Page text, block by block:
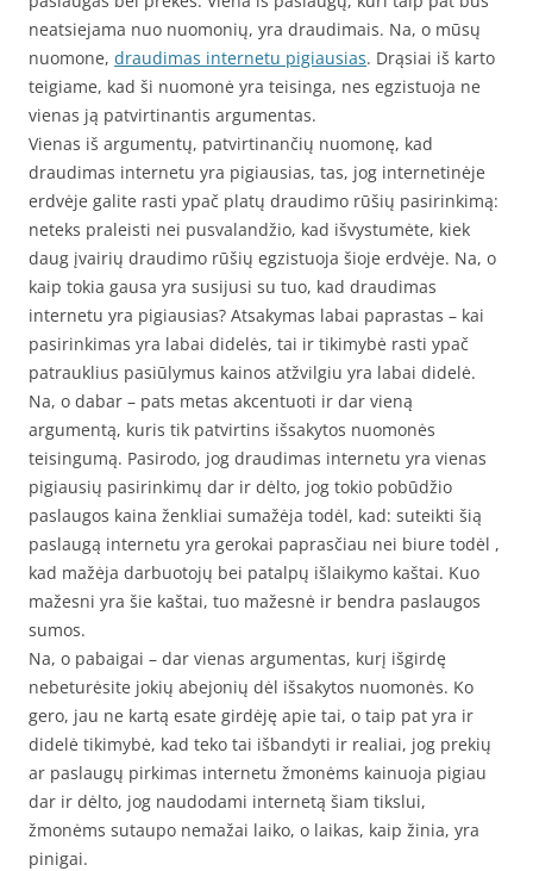
neatsiejama nuo nuomonių, yra draudimais. Na, o mūsų
nuomone, draudimas internetu pigiausias. Drąsiai iš karto
teigiame, kad ši nuomonė yra teisinga, nes egzistuoja ne
vienas ją patvirtinantis argumentas.
Vienas iš argumentų, patvirtinančių nuomonę, kad
draudimas internetu yra pigiausias, tas, jog internetinėje
erdvėje galite rasti ypač platų draudimo rūšių pasirinkimą:
neteks praleisti nei pusvalandžio, kad išvystumėte, kiek
daug įvairių draudimo rūšių egzistuoja šioje erdvėje. Na, o
kaip tokia gausa yra susijusi su tuo, kad draudimas
internetu yra pigiausias? Atsakymas labai paprastas – kai
pasirinkimas yra labai didelės, tai ir tikimybė rasti ypač
patrauklius pasiūlymus kainos atžvilgiu yra labai didelė.
Na, o dabar – pats metas akcentuoti ir dar vieną
argumentą, kuris tik patvirtins išsakytos nuomonės
teisingumą. Pasirodo, jog draudimas internetu yra vienas
pigiausių pasirinkimų dar ir dėlto, jog tokio pobūdžio
paslaugos kaina ženkliai sumažėja todėl, kad: suteikti šią
paslaugą internetu yra gerokai paprasčiau nei biure todėl ,
kad mažėja darbuotojų bei patalpų išlaikymo kaštai. Kuo
mažesni yra šie kaštai, tuo mažesnė ir bendra paslaugos
sumos.
Na, o pabaigai – dar vienas argumentas, kurį išgirdę
nebeturėsite jokių abejonių dėl išsakytos nuomonės. Ko
gero, jau ne kartą esate girdėję apie tai, o taip pat yra ir
didelė tikimybė, kad teko tai išbandyti ir realiai, jog prekių
ar paslaugų pirkimas internetu žmonėms kainuoja pigiau
dar ir dėlto, jog naudodami internetą šiam tikslui,
žmonėms sutaupo nemažai laiko, o laikas, kaip žinia, yra
pinigai.